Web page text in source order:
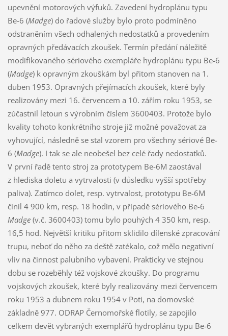
upevnění motorových výfuků. Zavedení hydroplánu typu
Be-6 (Madge) do řadové služby bylo proto podmíněno
odstraněním všech odhalených nedostatků a provedením
opravných předávacích zkoušek. Termín předání náležitě
modifikovaného sériového exempláře hydroplánu typu Be-6
(Madge) k opravným zkouškám byl přitom stanoven na 1.
duben 1953. Opravných přejímacích zkoušek, které byly
realizovány mezi 16. červencem a 10. zářím roku 1953, se
zúčastnil letoun s výrobním číslem 3600403. Protože bylo
kvality tohoto konkrétního stroje již možné považovat za
vyhovující, následně se stal vzorem pro všechny sériové Be-
6 (Madge). I tak se ale neobešel bez celé řady nedostatků.
V první řadě tento stroj za prototypem Be-6M zaostával
z hlediska doletu a vytrvalosti (v důsledku vyšší spotřeby
paliva). Zatímco dolet, resp. vytrvalost, prototypu Be-6M
činil 4 900 km, resp. 18 hodin, v případě sériového Be-6
Madge(v.č. 3600403) tomu bylo pouhých 4 350 km, resp.
16,5 hod. Největší kritiku přitom sklidilo dílenské zpracování
trupu, neboť do něho za deště zatékalo, což mělo negativní
vliv na činnost palubního vybavení. Prakticky ve stejnou
dobu se rozeběhly též vojskové zkoušky. Do programu
vojskových zkoušek, které byly realizovány mezi červencem
roku 1953 a dubnem roku 1954 v Poti, na domovské
základně 977. ODRAP Černomořské flotily, se zapojilo
celkem devět vybraných exemplářů hydroplánu typu Be-6